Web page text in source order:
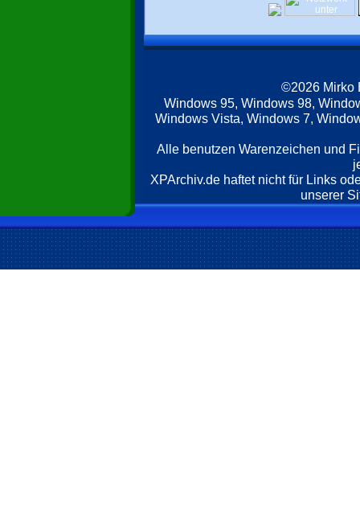
©2026 Mirko
Windows 95, Windows 98,
Windows Vista, Windows 7,
Alle benutzen Warenzeichen und
XPArchiv.de haftet nicht für Links
unserer